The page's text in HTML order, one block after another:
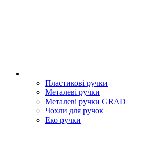
Пластикові ручки
Металеві ручки
Металеві ручки GRAD
Чохли для ручок
Еко ручки